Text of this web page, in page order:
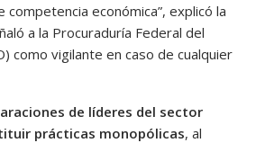
económica”, explicó la
a la Procuraduría Federal del
como vigilante en caso de cualquier
de líderes del sector
prácticas monopólicas, al